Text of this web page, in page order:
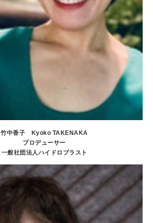
竹中香子 Kyoko TAKENAKA
プロデューサー
一般社団法人ハイドロブラスト